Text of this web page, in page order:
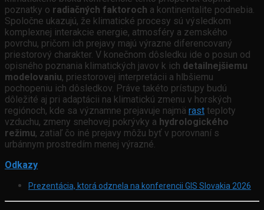
poznatky o radiačných faktoroch a kontinentalite podnebia.
Spoločne ukazujú, že klimatické procesy sú výsledkom
komplexnej interakcie energie, atmosféry a zemského
povrchu, pričom ich prejavy majú výrazne diferencovaný
priestorový charakter. V konečnom dôsledku ide o posun od
opisného poznania klimatických javov k ich detailnejšiemu
modelovaniu, priestorovej interpretácii a hlbšiemu
pochopeniu ich dôsledkov. Práve takéto prístupy budú
dôležité aj pri adaptácii na klimatickú zmenu v horských
regiónoch, kde sa významne prejavuje najmä rast teploty
vzduchu, zmeny snehovej pokrývky a hydrologického
režimu, zatiaľ čo iné prejavy môžu byť v porovnaní s
urbánnym prostredím menej výrazné.
Odkazy
Prezentácia, ktorá odznela na konferencii GIS Slovakia 2026